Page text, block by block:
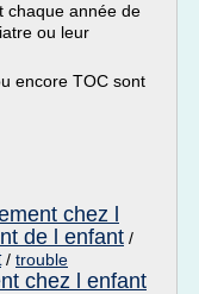
chaque année de
ou leur
encore TOC sont
chez l
de l enfant /
/ trouble
chez l enfant